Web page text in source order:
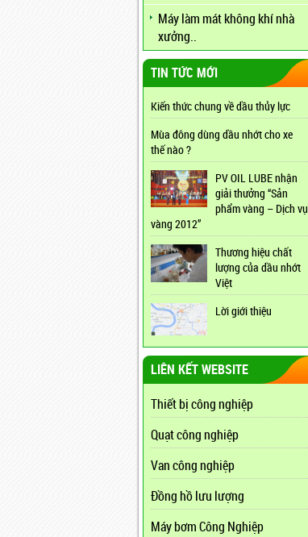
Máy làm mát không khí nhà
xưởng..
TIN TỨC MỚI
Kiến thức chung về dầu thủy lực
Mùa đông dùng dầu nhớt cho xe
thế nào ?
PV OIL LUBE nhận
giải thưởng “Sản
phẩm vàng – Dịch vụ
vàng 2012”
Thương hiệu chất
lượng của dầu nhớt
Việt
Lời giới thiệu
LIÊN KẾT WEBSITE
Thiết bị công nghiệp
Quạt công nghiệp
Van công nghiệp
Đồng hồ lưu lượng
Máy bơm Công Nghiệp